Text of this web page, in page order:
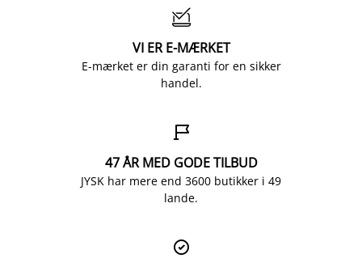

VI ER E-MÆRKET
E-mærket er din garanti for en sikker
handel.

47 ÅR MED GODE TILBUD
JYSK har mere end 3600 butikker i 49
lande.
